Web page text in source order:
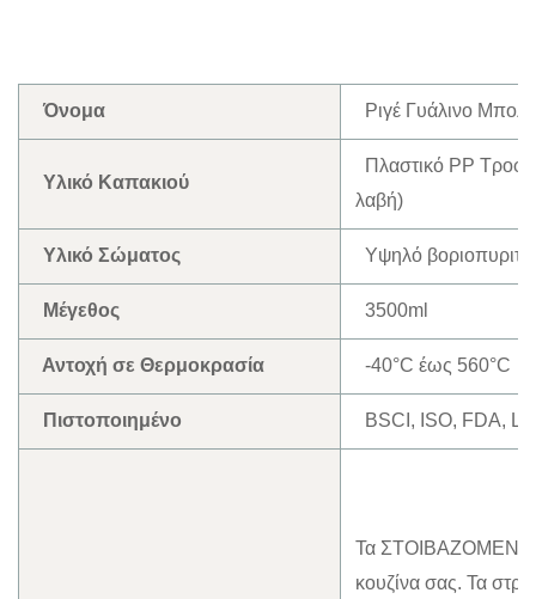
Όνομα Ριγέ Γυάλινο Μπολ
Υλικό Καπακιού
Πλαστικό PP
λαβή)
Υλικό Σώματος Υψηλό
Μέγεθος 3500ml
Αντοχή σε Θερμοκρασία -40°C έως 560°C
Πιστοποιημένο BSCI, ISO, FDA,
Τα ΣΤΟΙΒΑΖΟΜΕΝΑ
κουζίνα σας. Τα